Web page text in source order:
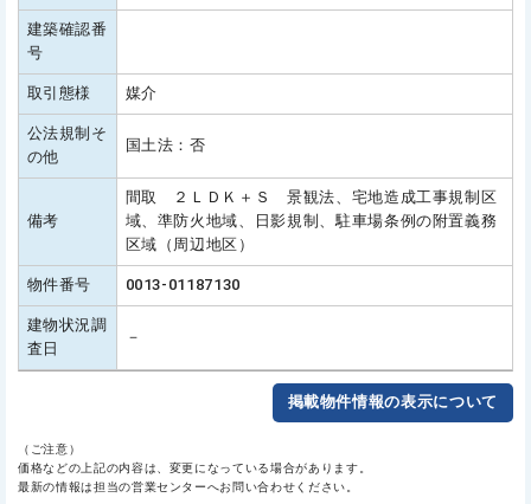
建築確認番
号
取引態様 媒介
公法規制そ
の他
国土法：否
備考
間取 ２ＬＤＫ＋Ｓ 景観法、宅地造成工事規制区
域、準防火地域、日影規制、駐車場条例の附置義務
区域（周辺地区）
物件番号 0013-01187130
建物状況調
査日
－
掲載物件情報の表示について
（ご注意）
価格などの上記の内容は、変更になっている場合があります。
最新の情報は担当の営業センターへお問い合わせください。